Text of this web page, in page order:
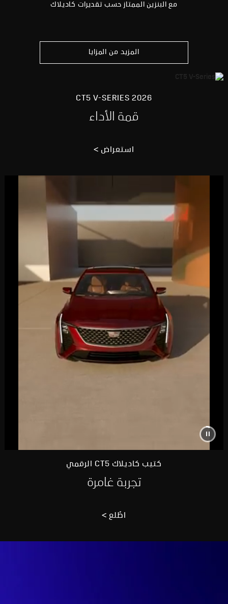
مع البنزين الممتاز حسب تقديرات كاديلاك
المزيد من المزايا
2026 CT5 V-SERIES
قمة الأداء
استعراض >
كتيب كاديلاك CT5 الرقمي
تجربة غامرة
اطّلع >